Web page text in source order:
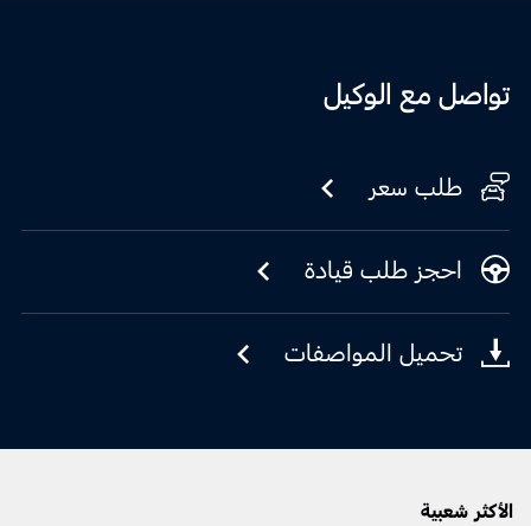
تواصل مع الوكيل
طلب سعر
احجز طلب قيادة
تحميل المواصفات
الأكثر شعبية